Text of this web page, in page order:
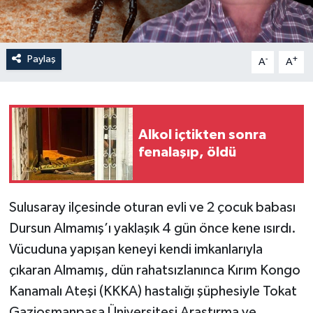
Paylaş A- A+
Alkol içtikten sonra
fenalaşıp, öldü
Sulusaray ilçesinde oturan evli ve 2 çocuk babası
Dursun Almamış’ı yaklaşık 4 gün önce kene ısırdı.
Vücuduna yapışan keneyi kendi imkanlarıyla
çıkaran Almamış, dün rahatsızlanınca Kırım Kongo
Kanamalı Ateşi (KKKA) hastalığı şüphesiyle Tokat